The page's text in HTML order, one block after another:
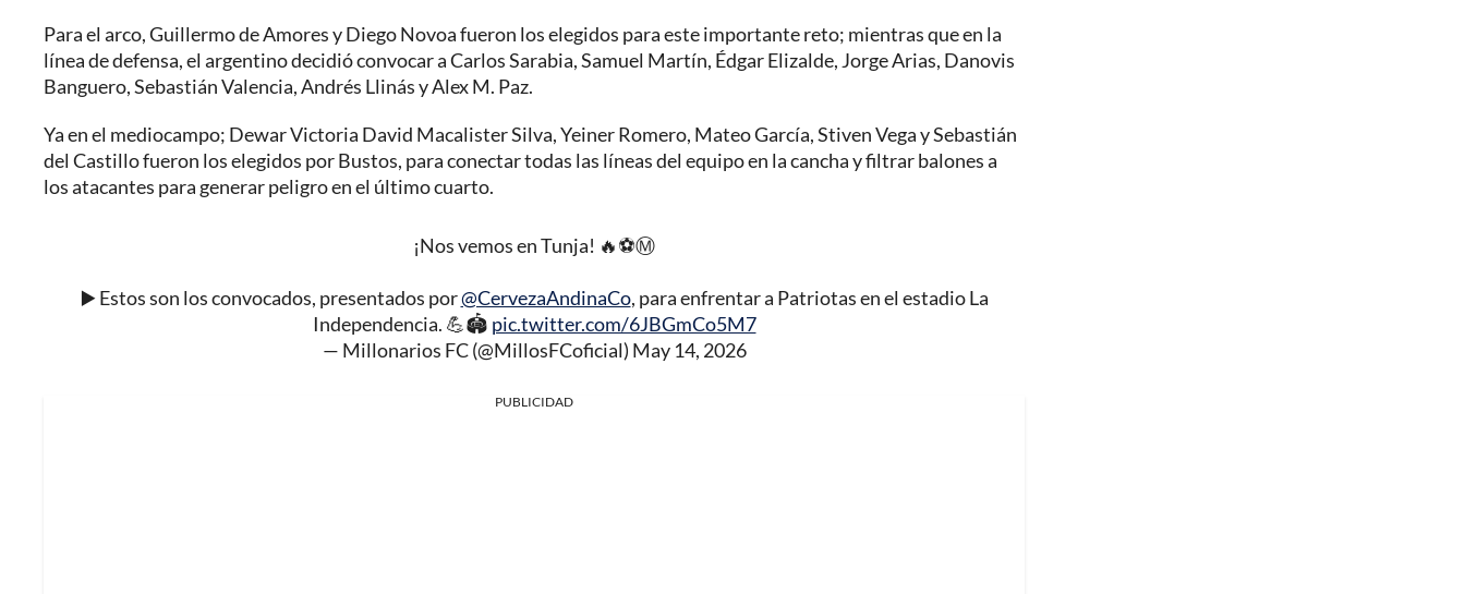
Para el arco, Guillermo de Amores y Diego Novoa fueron los elegidos para este importante reto; mientras que en la
línea de defensa, el argentino decidió convocar a Carlos Sarabia, Samuel Martín, Édgar Elizalde, Jorge Arias, Danovis
Banguero, Sebastián Valencia, Andrés Llinás y Alex M. Paz.
Ya en el mediocampo; Dewar Victoria David Macalister Silva, Yeiner Romero, Mateo García, Stiven Vega y Sebastián
del Castillo fueron los elegidos por Bustos, para conectar todas las líneas del equipo en la cancha y filtrar balones a
los atacantes para generar peligro en el último cuarto.
¡Nos vemos en Tunja! 🔥⚽️Ⓜ️
▶️ Estos son los convocados, presentados por@CervezaAndinaCo, para enfrentar a Patriotas en el estadio La
Independencia. 💪🏟 pic.twitter.com/6JBGmCo5M7
— Millonarios FC (@MillosFCoficial) May 14, 2026
PUBLICIDAD